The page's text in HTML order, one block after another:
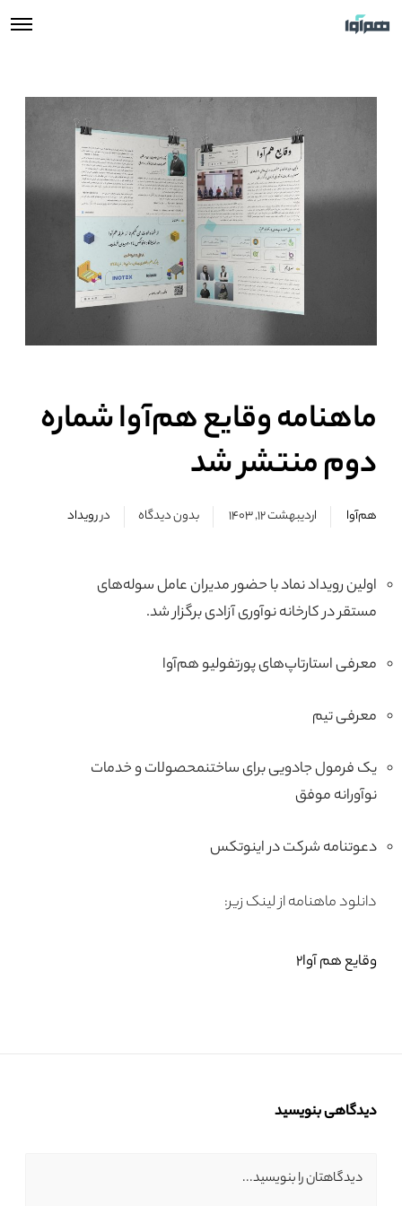
ماهنامه وقایع هم‌آوا شماره
دوم منتشر شد
هم‌آوا اردیبهشت ۱۲, ۱۴۰۳ بدون دیدگاه دررویداد
اولین رویداد نماد با حضور مدیران عامل سوله‌های
مستقر در کارخانه نوآوری آزادی برگزار شد.
معرفی استارتاپ‌های پورتفولیو هم‌آوا
معرفی تیم
یک فرمول جادویی برای ساختنمحصولات و خدمات
نوآورانه موفق
دعوتنامه شرکت در اینوتکس
دانلود ماهنامه از لینک زیر:
وقایع هم آوا۲
دیدگاهی بنویسید
دیدگاهتان را بنویسید...